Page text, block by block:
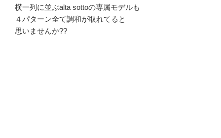
横一列に並ぶalta sottoの専属モデルも
４パターン全て調和が取れてると
思いませんか??